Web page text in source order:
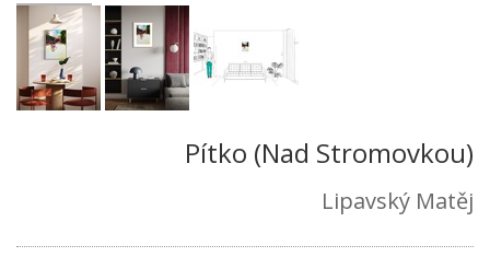
Pítko (Nad Stromovkou)
Lipavský Matěj